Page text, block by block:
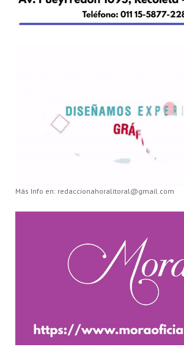
Más Info en: redaccionahoralitoral@gmail.com